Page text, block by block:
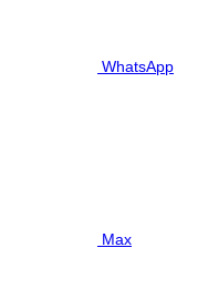
WhatsApp
Max